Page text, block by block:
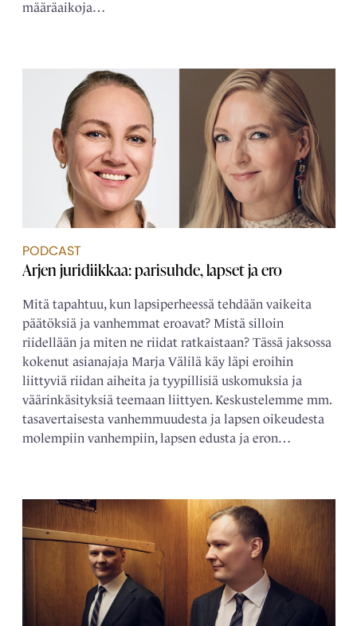
määräaikoja…
PODCAST
Arjen juridiikkaa: parisuhde, lapset ja ero
Mitä tapahtuu, kun lapsiperheessä tehdään vaikeita
päätöksiä ja vanhemmat eroavat? Mistä silloin
riidellään ja miten ne riidat ratkaistaan? Tässä jaksossa
kokenut asianajaja Marja Välilä käy läpi eroihin
liittyviä riidan aiheita ja tyypillisiä uskomuksia ja
väärinkäsityksiä teemaan liittyen. Keskustelemme mm.
tasavertaisesta vanhemmuudesta ja lapsen oikeudesta
molempiin vanhempiin, lapsen edusta ja eron…